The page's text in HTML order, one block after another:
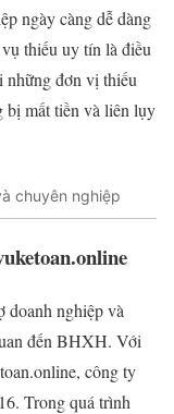
ngày càng dễ dàng
thiếu uy tín là điều
những đơn vị thiếu
bị mất tiền và liên lụy
chuyên nghiệp
doanh nghiệp và
đến BHXH. Với
công ty
Trong quá trình